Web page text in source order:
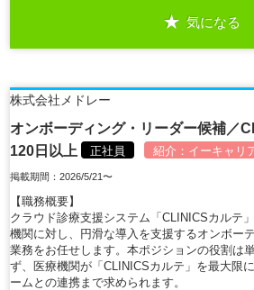
気になる
株式会社メドレー
オンボーディング・リーダー候補
120日以上
正社員 紹介： イーキャリ
掲載期間：2026/5/21〜
【職務概要】
クラウド診療支援システム「CLINICSカルテ
機関に対し、円滑な導入を支援するオンボー
業務をお任せします。本ポジションの役割は
ず、医療機関が「CLINICSカルテ」を最大限
ームとの連携まで求められます。